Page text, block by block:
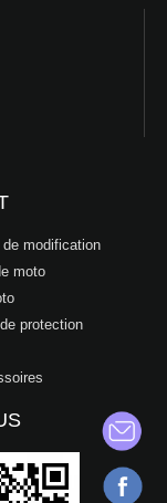
modification
moto
protection